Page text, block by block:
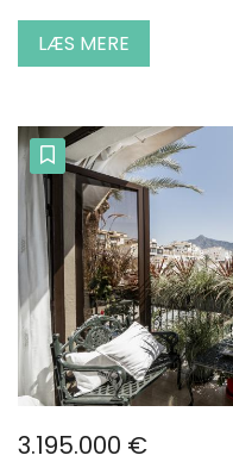
LÆS MERE
3.195.000 €